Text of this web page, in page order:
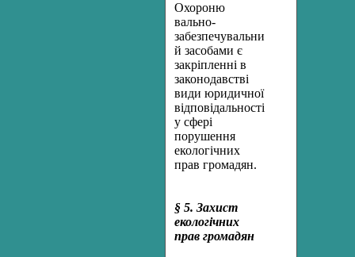
Охороню
вально-
забезпечувальним
й засобами є
закріпленні в
законодавстві
види юридичної
відповідальності
у сфері
порушення
екологічних
прав громадян.
§ 5. Захист
екологічних
прав громадян